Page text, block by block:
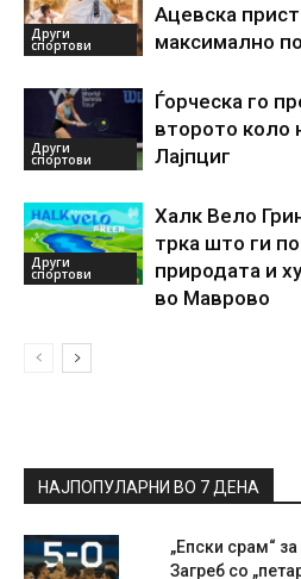
Други
спортови
Ацевска
максимално
Други
спортови
Ѓорческа го
второто коло
Лајпциг
Други
спортови
Халк Вело
трка што ги
природата и
во Маврово
НАЈПОПУЛАРНИ ВО 7 ДЕНА
„Епски срам“
Загреб со